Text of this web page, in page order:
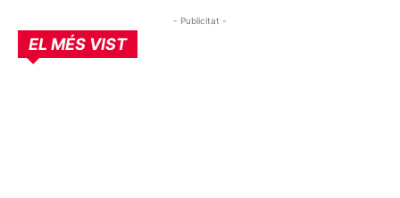
- Publicitat -
EL MÉS VIST